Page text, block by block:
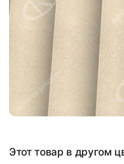
Этот товар в другом